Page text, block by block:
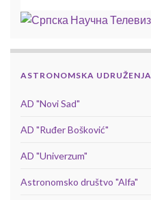
ASTRONOMSKA UDRUŽENJA
AD "Novi Sad"
AD "Ruđer Bošković"
AD "Univerzum"
Astronomsko društvo "Alfa"